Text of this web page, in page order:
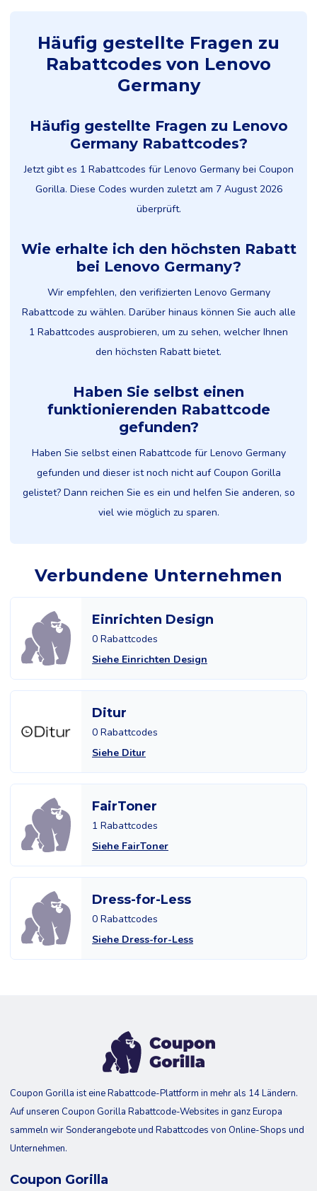
Häufig gestellte Fragen zu
Rabattcodes von Lenovo
Germany
Häufig gestellte Fragen zu Lenovo
Germany Rabattcodes?
Jetzt gibt es 1 Rabattcodes für Lenovo Germany bei Coupon
Gorilla. Diese Codes wurden zuletzt am 7 August 2026
überprüft.
Wie erhalte ich den höchsten Rabatt
bei Lenovo Germany?
Wir empfehlen, den verifizierten Lenovo Germany
Rabattcode zu wählen. Darüber hinaus können Sie auch alle
1 Rabattcodes ausprobieren, um zu sehen, welcher Ihnen
den höchsten Rabatt bietet.
Haben Sie selbst einen
funktionierenden Rabattcode
gefunden?
Haben Sie selbst einen Rabattcode für Lenovo Germany
gefunden und dieser ist noch nicht auf Coupon Gorilla
gelistet? Dann reichen Sie es ein und helfen Sie anderen, so
viel wie möglich zu sparen.
Verbundene Unternehmen
Einrichten Design
0 Rabattcodes
Siehe Einrichten Design
Ditur
0 Rabattcodes
Siehe Ditur
FairToner
1 Rabattcodes
Siehe FairToner
Dress-for-Less
0 Rabattcodes
Siehe Dress-for-Less
Coupon Gorilla ist eine Rabattcode-Plattform in mehr als 14 Ländern.
Auf unseren Coupon Gorilla Rabattcode-Websites in ganz Europa
sammeln wir Sonderangebote und Rabattcodes von Online-Shops und
Unternehmen.
Coupon Gorilla